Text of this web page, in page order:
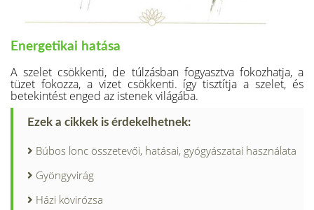
Energetikai hatása
A szelet csökkenti, de túlzásban fogyasztva fokozhatja, a
tüzet fokozza, a vizet csök­kenti. így tisztítja a szelet, és
betekintést enged az istenek világába.
Ezek a cikkek is érdekelhetnek:
Búbos lonc összetevői, hatásai, gyógyászatai használata
Gyöngyvirág
Házi kövirózsa